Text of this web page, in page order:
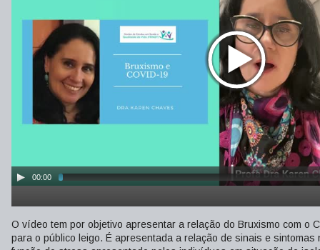
00:00
O vídeo tem por objetivo apresentar a relação do Bruxismo com o
para o público leigo. É apresentada a relação de sinais e